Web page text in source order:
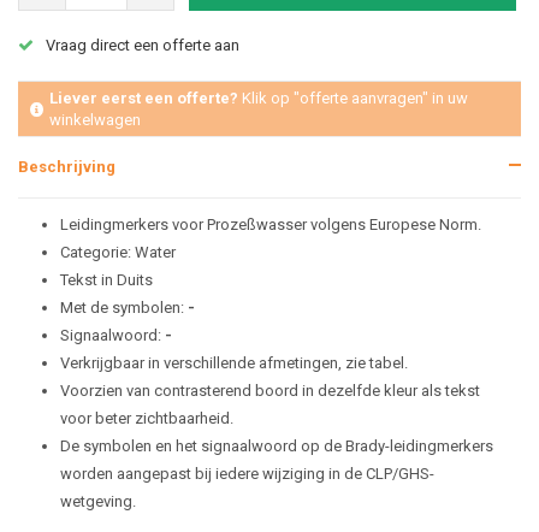
Vraag direct een offerte aan
Liever eerst een offerte? Klik op "offerte aanvragen" in uw
winkelwagen
Beschrijving
Leidingmerkers voor Prozeßwasser volgens Europese Norm.
Categorie: Water
Tekst in Duits
Met de symbolen: -
Signaalwoord: -
Verkrijgbaar in verschillende afmetingen, zie tabel.
Voorzien van contrasterend boord in dezelfde kleur als tekst
voor beter zichtbaarheid.
De symbolen en het signaalwoord op de Brady-leidingmerkers
worden aangepast bij iedere wijziging in de CLP/GHS-
wetgeving.